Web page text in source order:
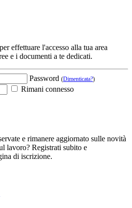
effettuare l'accesso alla tua area
e i documenti a te dedicati.
Password (Dimenticata?)
Rimani connesso
e rimanere aggiornato sulle novità
lavoro? Registrati subito e
di iscrizione.